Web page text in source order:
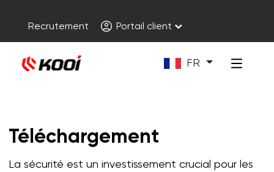
Recrutement Portail client
FR
Téléchargement
La sécurité est un investissement crucial pour les